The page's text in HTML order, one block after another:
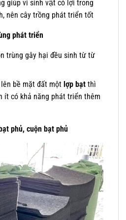
giúp vi sinh vật có lợi trong
nên cây trồng phát triển tốt
phát triển
trùng gây hại đều sinh từ từ
bề mặt đất một lợp bạtthì
ít có khả năng phát triển thêm
phủ, cuộn bạt phủ